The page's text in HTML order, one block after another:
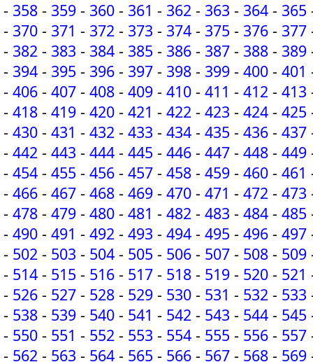
- 358 - 359 - 360 - 361 - 362 - 363 - 364 - 365
- 370 - 371 - 372 - 373 - 374 - 375 - 376 - 377
- 382 - 383 - 384 - 385 - 386 - 387 - 388 - 389
- 394 - 395 - 396 - 397 - 398 - 399 - 400 - 401
- 406 - 407 - 408 - 409 - 410 - 411 - 412 - 413
- 418 - 419 - 420 - 421 - 422 - 423 - 424 - 425
- 430 - 431 - 432 - 433 - 434 - 435 - 436 - 437
- 442 - 443 - 444 - 445 - 446 - 447 - 448 - 449
- 454 - 455 - 456 - 457 - 458 - 459 - 460 - 461
- 466 - 467 - 468 - 469 - 470 - 471 - 472 - 473
- 478 - 479 - 480 - 481 - 482 - 483 - 484 - 485
- 490 - 491 - 492 - 493 - 494 - 495 - 496 - 497
- 502 - 503 - 504 - 505 - 506 - 507 - 508 - 509
- 514 - 515 - 516 - 517 - 518 - 519 - 520 - 521
- 526 - 527 - 528 - 529 - 530 - 531 - 532 - 533
- 538 - 539 - 540 - 541 - 542 - 543 - 544 - 545
- 550 - 551 - 552 - 553 - 554 - 555 - 556 - 557
- 562 - 563 - 564 - 565 - 566 - 567 - 568 - 569